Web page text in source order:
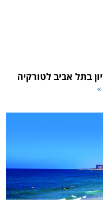
בתל אביב לטורקיה